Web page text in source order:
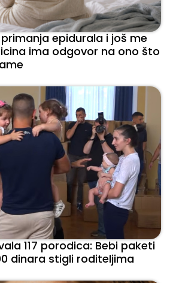
epidurala i još me
ima odgovor na ono što
117 porodica: Bebi paketi
dinara stigli roditeljima